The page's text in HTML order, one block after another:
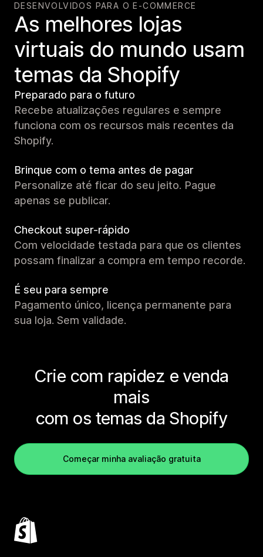
DESENVOLVIDOS PARA O E-COMMERCE
As melhores lojas
virtuais do mundo usam
temas da Shopify
Preparado para o futuro
Recebe atualizações regulares e sempre
funciona com os recursos mais recentes da
Shopify.
Brinque com o tema antes de pagar
Personalize até ficar do seu jeito. Pague
apenas se publicar.
Checkout super-rápido
Com velocidade testada para que os clientes
possam finalizar a compra em tempo recorde.
É seu para sempre
Pagamento único, licença permanente para
sua loja. Sem validade.
Crie com rapidez e venda
mais
com os temas da Shopify
Começar minha avaliação gratuita